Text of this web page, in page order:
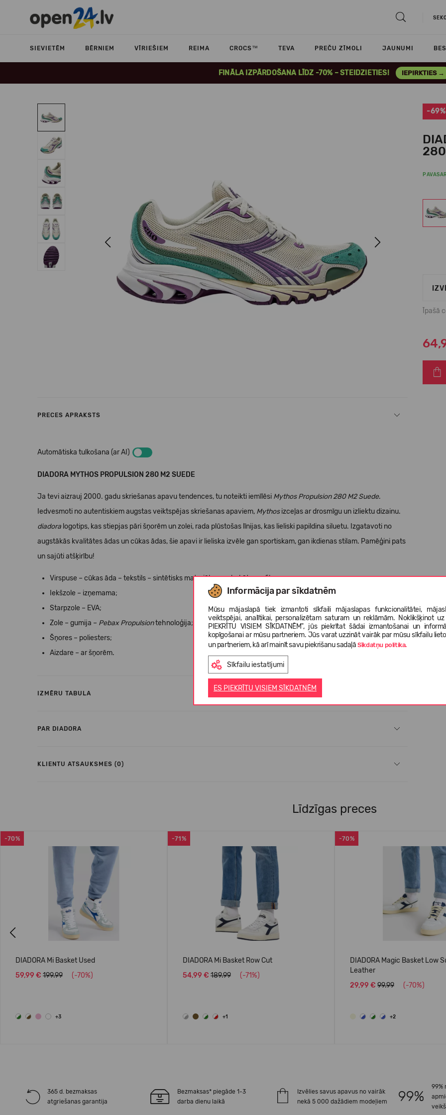
SIEVIETĒM BĒRNIEM VĪRIEŠIEM REIMA CROCS™ TEVA PREČU ZĪMOLI JAUNUMI
FINĀLA IZPĀRDOŠANA LĪDZ -70% – STEIDZIETIES! IEPIRKTIES →
Informācija par sīkdatnēm
Mūsu mājaslapā tiek izmantoti sīkfaili mājaslapas funkcionalitātei,
veiktspējai, analītikai, personalizētam saturam un reklāmām. Noklikšķinot
PIEKRĪTU VISIEM SĪKDATNĒM", jūs piekrītat šādai izmantošanai un
kopīgošanai ar mūsu partneriem. Jūs varat uzzināt vairāk par mūsu sīkfailu
un partneriem, kā arī mainīt savu piekrišanu sadaļāSīkdatņu politika.
Sīkfailu iestatījumi
ES PIEKRĪTU VISIEM SĪKDATNĒM
Previous Next
-69%
280
Īpašā
PRECES APRAKSTS
Automātiska tulkošana (ar AI)
DIADORA MYTHOS PROPULSION 280 M2 SUEDE
Ja tevi aizrauj 2000. gadu skriešanas apavu tendences, tu noteikti iemīlēsi Mythos Propulsion 280 M2 Suede.
Iedvesmoti no autentiskiem augstas veiktspējas skriešanas apaviem, Mythosizceļas ar drosmīgu un izliektu dizainu.
diadora logotips, kas stiepjas pāri šņorēm un zolei, rada plūstošas līnijas, kas lieliski papildina siluetu. Izgatavoti no
augstākās kvalitātes ādas un cūkas ādas, šie apavi ir lieliska izvēle gan sportiskam, gan ikdienas stilam. Pamēģini pats
un sajūti atšķirību!
Virspuse – cūkas āda – tekstils – sintētisks materiāls – apdrukāta grafika;
Iekšzole – izņemama;
Starpzole – EVA;
Zole – gumija – Pebax Propulsiontehnoloģija;
Šņores – poliesters;
Aizdare – ar šņorēm.
IZMĒRU TABULA
PAR DIADORA
KLIENTU ATSAUKSMES (0)
Līdzīgas preces
-70%
DIADORA Mi Basket Used
59,99 € 199.99 (-70%)
+3
-71%
DIADORA Mi Basket Row Cut
54,99 € 189.99 (-71%)
+1
-70%
DIADORA Magic Basket Low
Leather
29,99 € 99.99 (-70%)
+2
365 d. bezmaksas
atgriešanas garantija
Bezmaksas* piegāde 1-3
darba dienu laikā
Izvēlies savus apavus no vairāk
nekā 5 000 dažādiem modeļiem
99%